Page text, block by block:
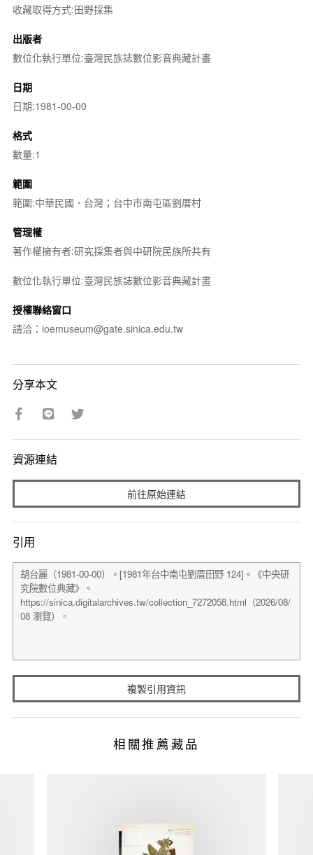
收藏取得方式:田野採集
出版者
數位化執行單位:臺灣民族誌數位影音典藏計畫
日期
日期:1981-00-00
格式
數量:1
範圍
範圍:中華民國．台灣；台中市南屯區劉厝村
管理權
著作權擁有者:研究採集者與中研院民族所共有
數位化執行單位:臺灣民族誌數位影音典藏計畫
授權聯絡窗口
請洽：ioemuseum@gate.sinica.edu.tw
分享本文
資源連結
前往原始連結
引用
複製引用資訊
相關推薦藏品